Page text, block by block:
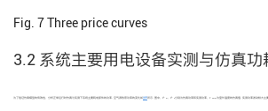
Fig. 7Three price curves
3.2 系统主要用电设备实测与仿真功
为了验证仿真模型的有效性，分析正常运行时仿真与实测下系统主要耗电部件的功率. 空气源热泵功率的变化如 图8 所示. 图中， P m P e分别为仿真功率和实测功率， t out,m 为室外温度的仿真值. 实测功率波动较大主